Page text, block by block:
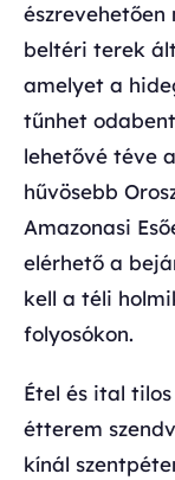
beltéri terek
amelyet a
tűnhet
lehetővé téve
hűvösebb
Amazonasi
elérhető a
kell a téli
folyosókon.
Étel és ital
étterem
kínál